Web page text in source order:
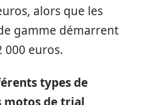
alors que les
gamme démarrent
000 euros.
types de